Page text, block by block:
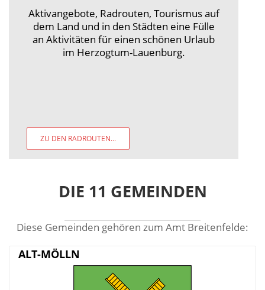
Aktivangebote, Radrouten, Tourismus auf
dem Land und in den Städten eine Fülle
an Aktivitäten für einen schönen Urlaub
im Herzogtum-Lauenburg.
ZU DEN RADROUTEN...
DIE 11 GEMEINDEN
Diese Gemeinden gehören zum Amt Breitenfelde:
ALT-MÖLLN